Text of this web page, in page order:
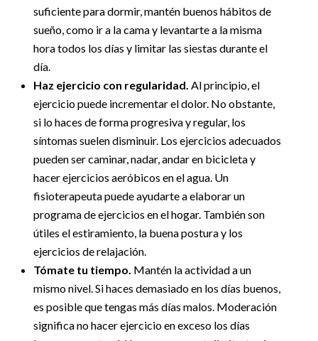
suficiente para dormir, mantén buenos hábitos de
sueño, como ir a la cama y levantarte a la misma
hora todos los días y limitar las siestas durante el
día.
Haz ejercicio con regularidad. Al principio, el
ejercicio puede incrementar el dolor. No obstante,
si lo haces de forma progresiva y regular, los
síntomas suelen disminuir. Los ejercicios adecuados
pueden ser caminar, nadar, andar en bicicleta y
hacer ejercicios aeróbicos en el agua. Un
fisioterapeuta puede ayudarte a elaborar un
programa de ejercicios en el hogar. También son
útiles el estiramiento, la buena postura y los
ejercicios de relajación.
Tómate tu tiempo. Mantén la actividad a un
mismo nivel. Si haces demasiado en los días buenos,
es posible que tengas más días malos. Moderación
significa no hacer ejercicio en exceso los días